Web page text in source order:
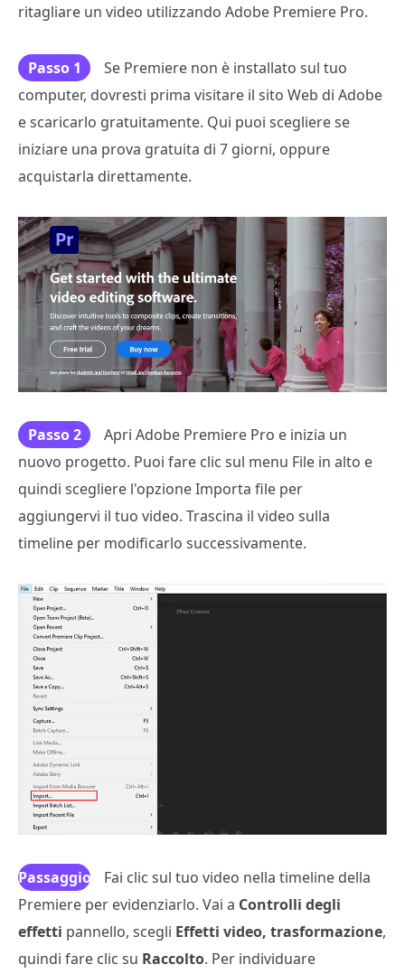
ritagliare un video utilizzando Adobe Premiere Pro.
Passo 1
Se Premiere non è installato sul tuo
computer, dovresti prima visitare il sito Web di Adobe
e scaricarlo gratuitamente. Qui puoi scegliere se
iniziare una prova gratuita di 7 giorni, oppure
acquistarla direttamente.
Passo 2
Apri Adobe Premiere Pro e inizia un
nuovo progetto. Puoi fare clic sul menu File in alto e
quindi scegliere l'opzione Importa file per
aggiungervi il tuo video. Trascina il video sulla
timeline per modificarlo successivamente.
Passaggio
3
Fai clic sul tuo video nella timeline della
Premiere per evidenziarlo. Vai a Controlli degli
effetti pannello, scegli Effetti video, trasformazione,
quindi fare clic su Raccolto. Per individuare